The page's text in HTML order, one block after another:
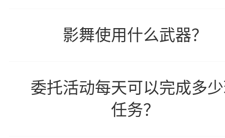
影舞使用什么武器？
委托活动每天可以完成多
任务？